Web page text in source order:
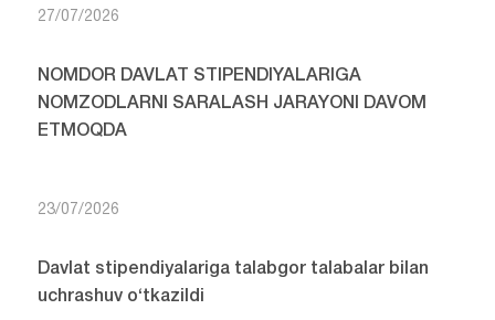
27/07/2026
NOMDOR DAVLAT STIPENDIYALARIGA
NOMZODLARNI SARALASH JARAYONI DAVOM
ETMOQDA
23/07/2026
Davlat stipendiyalariga talabgor talabalar bilan
uchrashuv o‘tkazildi